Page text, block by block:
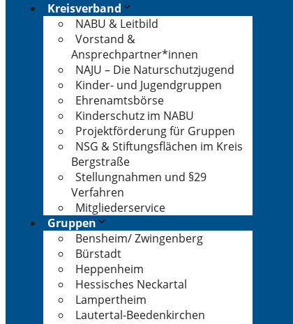
Kreisverband
NABU & Leitbild
Vorstand &
Ansprechpartner*innen
NAJU – Die Naturschutzjugend
Kinder- und Jugendgruppen
Ehrenamtsbörse
Kinderschutz im NABU
Projektförderung für Gruppen
NSG & Stiftungsflächen im Kreis
Bergstraße
Stellungnahmen und §29
Verfahren
Mitgliederservice
Gruppen
Bensheim/ Zwingenberg
Bürstadt
Heppenheim
Hessisches Neckartal
Lampertheim
Lautertal-Beedenkirchen